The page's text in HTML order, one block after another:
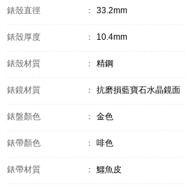
錶殼直徑 ： 33.2mm
錶殼厚度 ： 10.4mm
錶殼材質 ： 精鋼
錶鏡材質 ： 抗磨損藍寶石水晶鏡面
錶盤顏色 ： 金色
錶帶顏色 ： 啡色
錶帶材質 ： 鱷魚皮